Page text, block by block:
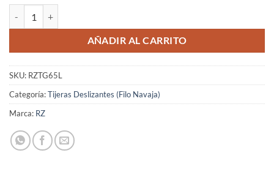
AÑADIR AL CARRITO
SKU: RZTG65L
Categoría:Tijeras Deslizantes (Filo Navaja)
Marca: RZ